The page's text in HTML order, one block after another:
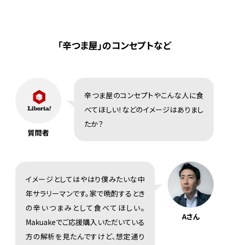
「辛つま屋」のコンセプトなど
質問者
辛つま屋のコンセプトやこんな人に食
べてほしい！などのイメージはありまし
たか？
Aさん
イメージとしてはやはり僕みたいな中
年サラリーマンです。家で晩酌するとき
の辛いつまみとして食べてほしい。
Makuakeでご応援購入いただいている
方の解析を見たんですけど、想定通り